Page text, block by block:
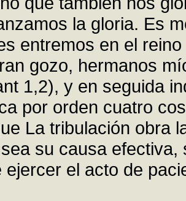
la gloria. Es
entremos en el
gozo, hermanos
1,2), y en seguida
por orden cuatro
La tribulación obra
su causa
ejercer el acto de